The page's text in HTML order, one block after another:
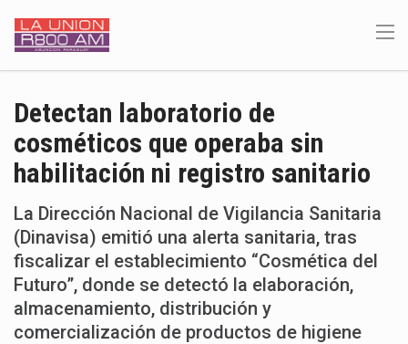
Detectan laboratorio de
cosméticos que operaba sin
habilitación ni registro sanitario
La Dirección Nacional de Vigilancia Sanitaria
(Dinavisa) emitió una alerta sanitaria, tras
fiscalizar el establecimiento “Cosmética del
Futuro”, donde se detectó la elaboración,
almacenamiento, distribución y
comercialización de productos de higiene